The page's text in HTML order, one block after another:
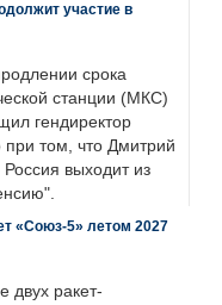
участие в
срока
станции (МКС)
гендиректор
том, что Дмитрий
выходит из
«Союз-5» летом 2027
двух ракет-